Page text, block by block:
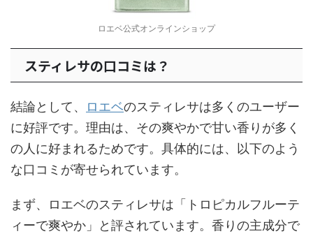
ロエベ公式オンラインショップ
スティレサの口コミは？
結論として、 ロエベのスティレサは多くのユーザー
に好評です。理由は、その爽やかで甘い香りが多く
の人に好まれるためです。具体的には、以下のよう
な口コミが寄せられています。
まず、ロエベのスティレサは「トロピカルフルーテ
ィーで爽やか」と評されています。香りの主成分で